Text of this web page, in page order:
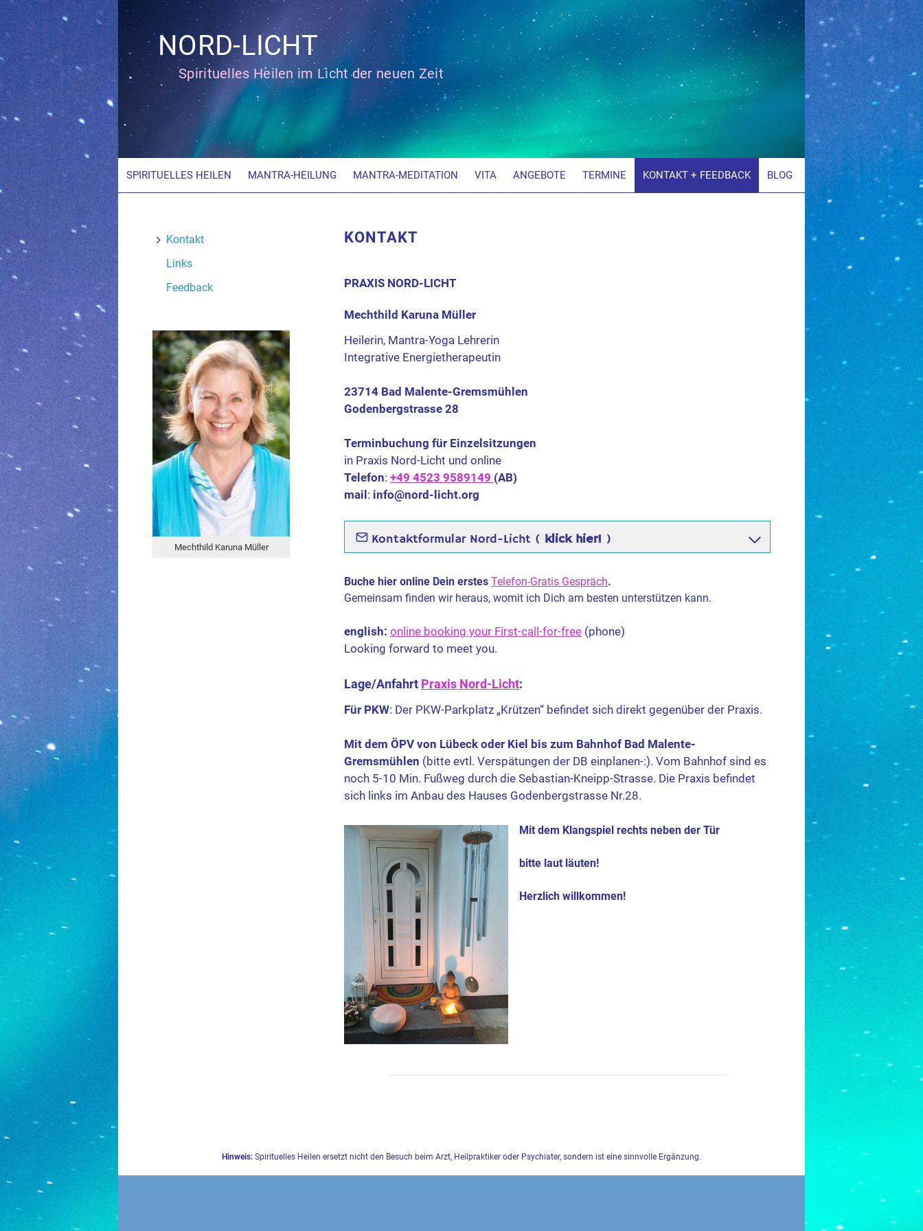
Zum
Inhalt
springenNORD-LICHT
Spirituelles Heilen im Licht der neuen Zeit
SPIRITUELLES HEILEN MANTRA-HEILUNG MANTRA-MEDITATION VITA ANGEBOTE TERMINE KONTAKT + FEEDBACK BLOG
KONTAKT
PRAXIS NORD-LICHT
Mechthild Karuna Müller
Heilerin, Mantra-Yoga Lehrerin
Integrative Energietherapeutin
23714 Bad Malente-Gremsmühlen
Godenbergstrasse 28
Terminbuchung für Einzelsitzungen
in Praxis Nord-Licht und online
Telefon: +49 4523 9589149 (AB)
mail: info@nord-licht.org
Kontaktformular Nord-Licht ( klick hier! )
Buche hier online Dein erstes Telefon-Gratis Gespräch.
Gemeinsam finden wir heraus, womit ich Dich am besten unterstützen kann.
english: online booking your First-call-for-free (phone)
Looking forward to meet you.
Lage/Anfahrt Praxis Nord-Licht:
Für PKW: Der PKW-Parkplatz „Krützen“ befindet sich direkt gegenüber der Praxis.
Mit dem ÖPV von Lübeck oder Kiel bis zum Bahnhof Bad Malente-
Gremsmühlen (bitte evtl. Verspätungen der DB einplanen-:). Vom Bahnhof sind es
noch 5-10 Min. Fußweg durch die Sebastian-Kneipp-Strasse. Die Praxis befindet
sich links im Anbau des Hauses Godenbergstrasse Nr.28.
Mit dem Klangspiel rechts neben der Tür
bitte laut läuten!
Herzlich willkommen!
Kontakt
Links
Feedback
Mechthild Karuna Müller
Hinweis: Spirituelles Heilen ersetzt nicht den Besuch beim Arzt, Heilpraktiker oder Psychiater, sondern ist eine sinnvolle Ergänzung.